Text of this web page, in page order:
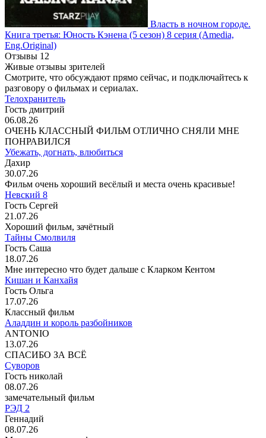
Власть в ночном городе.
Книга третья: Юность Кэнена (5 сезон) 8 серия (Amedia,
Eng.Original)
Отзывы 12
Живые отзывы зрителей
Смотрите, что обсуждают прямо сейчас, и подключайтесь к
разговору о фильмах и сериалах.
Телохранитель
Гость дмитрий
06.08.26
ОЧЕНЬ КЛАССНЫЙ ФИЛЬМ ОТЛИЧНО СНЯЛИ МНЕ
ПОНРАВИЛСЯ
Убежать, догнать, влюбиться
Дахир
30.07.26
Фильм очень хороший весёлый и места очень красивые!
Невский 8
Гость Сергей
21.07.26
Хороший фильм, зачётный
Тайны Смолвиля
Гость Саша
18.07.26
Мне интересно что будет дальше с Кларком Кентом
Кишан и Канхайя
Гость Ольга
17.07.26
Классный фильм
Аладдин и король разбойников
ANTONIO
13.07.26
СПАСИБО ЗА ВСЁ
Суворов
Гость николай
08.07.26
замечательный фильм
РЭД 2
Геннадий
08.07.26